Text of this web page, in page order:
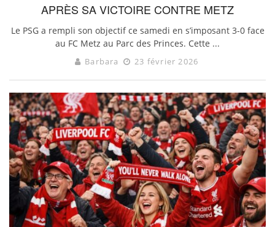
APRÈS SA VICTOIRE CONTRE METZ
Le PSG a rempli son objectif ce samedi en s’imposant 3-0 face
au FC Metz au Parc des Princes. Cette ...
Barbara 23 février 2026